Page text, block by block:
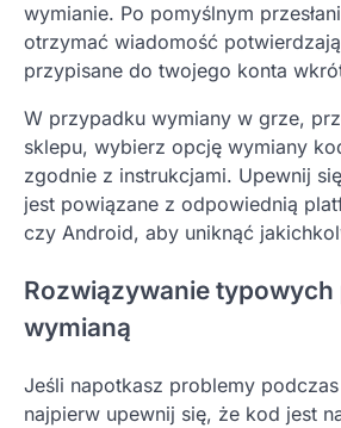
wymianie. Po pomyślnym
otrzymać wiadomość
przypisane do twojego konta
W przypadku wymiany w grze,
sklepu, wybierz opcję wymiany
zgodnie z instrukcjami. Upewnij
jest powiązane z odpowiednią
czy Android, aby uniknąć
Rozwiązywanie
wymianą
Jeśli napotkasz problemy
najpierw upewnij się, że kod jest